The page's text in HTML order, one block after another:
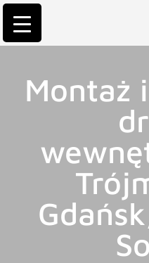
Montaż